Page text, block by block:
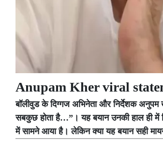
Anupam Kher viral
बॉलीवुड के दिग्गज अभिनेता और निर्देशक अनुपम
सबकुछ होता है…”। यह बयान उनकी हाल ही में
में सामने आया है। लेकिन क्या यह बयान सही